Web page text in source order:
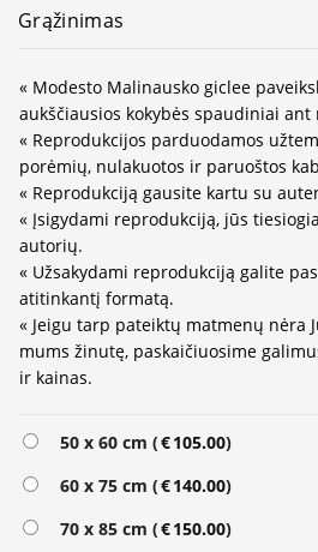
Grąžinimas
« Modesto Malinausko giclee
aukščiausios kokybės spaudiniai
« Reprodukcijos parduodamos
porėmių, nulakuotos ir paruoštos
« Reprodukciją gausite kartu su
« Įsigydami reprodukciją, jūs
autorių.
« Užsakydami reprodukciją galite
atitinkantį formatą.
« Jeigu tarp pateiktų matmenų nėra
mums žinutę, paskaičiuosime
ir kainas.
50 x 60 cm (€105.00)
60 x 75 cm (€140.00)
70 x 85 cm (€150.00)
Alternative: